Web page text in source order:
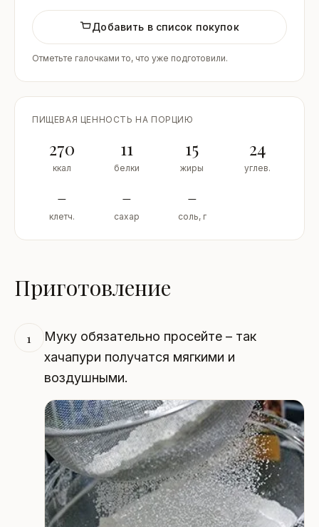
Добавить в список покупок
Отметьте галочками то, что уже подготовили.
ПИЩЕВАЯ ЦЕННОСТЬ НА ПОРЦИЮ
270
ккал
11
белки
15
жиры
24
углев.
–
клетч.
–
сахар
–
соль, г
Приготовление
1
Муку обязательно просейте – так
хачапури получатся мягкими и
воздушными.